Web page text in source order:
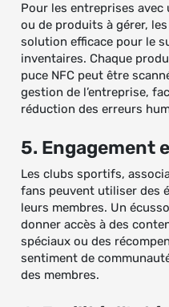
Pour les entreprises avec
ou de produits à gérer,
solution efficace pour le
inventaires. Chaque
puce NFC peut être
gestion de l’entreprise,
réduction des erreurs
5. Engagement
Les clubs sportifs,
fans peuvent utiliser des
leurs membres. Un
donner accès à des
spéciaux ou des
sentiment de
des membres.